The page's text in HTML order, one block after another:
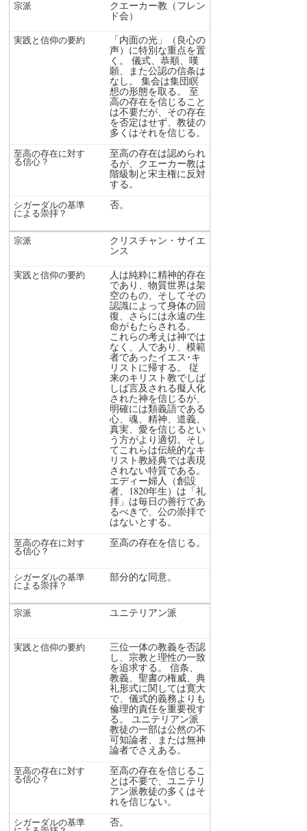
クエーカー教（フレン
ド会）
「内面の光」（良心の
声）に特別な重点を置
く。 儀式、恭順、嘆
願、また公認の信条は
なし。 集会は集団瞑
想の形態を取る。 至
高の存在を信じること
は不要だが、その存在
を否定はせず、教徒の
多くはそれを信じる。
至高の存在は認められ
るが、クエーカー教は
階級制と宋主権に反対
する。
否。
クリスチャン・サイエ
ンス
人は純粋に精神的存在
であり、物質世界は架
空のもの、そしてその
認識によって身体の回
復、さらには永遠の生
命がもたらされる。
これらの考えは神では
なく、人であり、模範
者であったイエス･キ
リストに帰する。 従
来のキリスト教でしば
しば言及される擬人化
された神を信じるが、
明確には類義語である
心、魂、精神、道義、
真実、愛を信じるとい
う方がより適切。そし
てこれらは伝統的なキ
リスト教経典では表現
されない特質である。
エディー婦人（創設
者、1820年生）は「礼
拝」は毎日の善行であ
るべきで、公の崇拝で
はないとする。
至高の存在を信じる。
部分的な同意。
ユニテリアン派
三位一体の教義を否認
し、宗教と理性の一致
を追求する。 信条、
教義、聖書の権威、典
礼形式に関しては寛大
で、儀式的義務よりも
倫理的責任を重要視す
る。 ユニテリアン派
教徒の一部は公然の不
可知論者、または無神
論者でさえある。
至高の存在を信じるこ
とは不要で、ユニテリ
アン派教徒の多くはそ
れを信じない。
否。